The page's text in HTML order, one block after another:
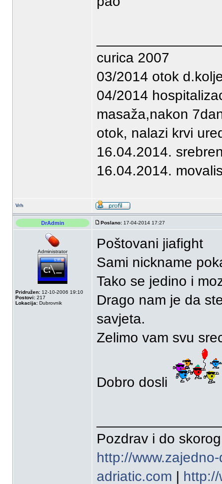
curica 2007
03/2014 otok
04/2014
masaža,nakon
otok, nalazi krvi
16.04.2014.
16.04.2014.
Vrh
DrAdmin Poslano: 17-04-2014 17:27
Administrator
Pridružen: 12-10-2006 19:10
Postovi: 217
Lokacija: Dubrovnik
Poštovani jiafight
Sami nickname
Tako se jedino i
Drago nam je da
savjeta.
Zelimo vam svu
Dobro dosli
Pozdrav i do
http://
adriatic.com |